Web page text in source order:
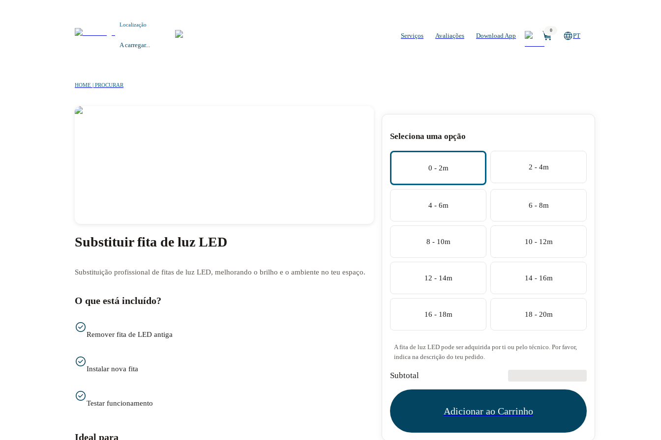
Localização
A carregar...
Serviços Avaliações Download App
0
PT
HOME | PROCURAR
Substituir fita de luz LED
Substituição profissional de fitas de luz LED, melhorando o brilho e o ambiente no teu espaço.
O que está incluído?
Remover fita de LED antiga
Instalar nova fita
Testar funcionamento
Ideal para
Seleciona uma opção
0 - 2m 2 - 4m
4 - 6m 6 - 8m
8 - 10m 10 - 12m
12 - 14m 14 - 16m
16 - 18m 18 - 20m
A fita de luz LED pode ser adquirida por ti ou pelo técnico. Por favor,
indica na descrição do teu pedido.
Subtotal
Adicionar ao Carrinho